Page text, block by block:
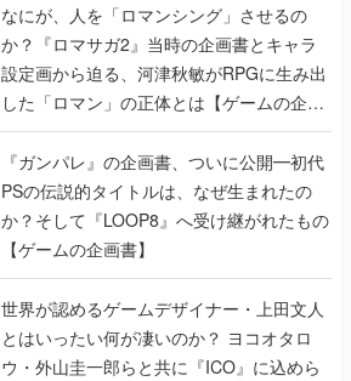
なにが、人を「ロマンシング」させるの
か？『ロマサガ2』当時の企画書とキャラ
設定画から迫る、河津秋敏がRPGに生み出
した「ロマン」の正体とは【ゲームの企画
書】
『ガンパレ』の企画書、ついに公開━初代
PSの伝説的タイトルは、なぜ生まれたの
か？そして『LOOP8』へ受け継がれたもの
【ゲームの企画書】
世界が認めるゲームデザイナー・上田文人
とはいったい何が凄いのか？ ヨコオタロ
ウ・外山圭一郎らと共に『ICO』に込めら